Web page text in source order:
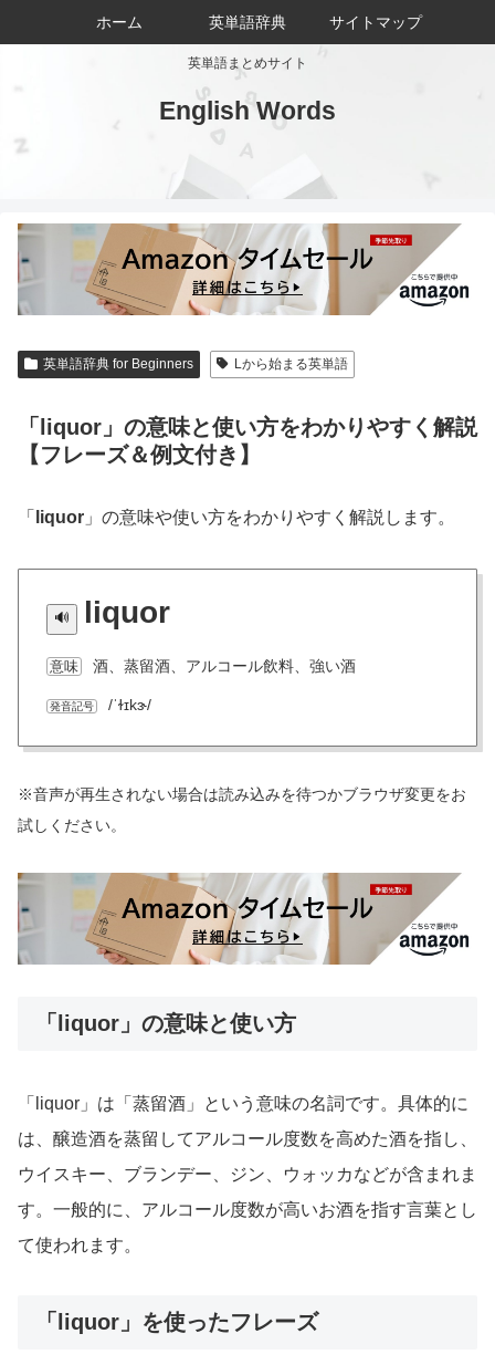
英単語まとめサイト
English Words
ホーム 英単語辞典 サイトマップ
英単語辞典 for Beginners Lから始まる英単語
「liquor」の意味と使い方をわかりやすく解説
【フレーズ＆例文付き】
「 liquor 」の意味や使い方をわかりやすく解説します。
liquor
意味 酒、蒸留酒、アルコール飲料、強い酒
発音記号 /ˈɫɪkɝ/
※音声が再生されない場合は読み込みを待つかブラウザ変更をお
試しください。
「liquor」の意味と使い方
「liquor」は「蒸留酒」という意味の名詞です。具体的に
は、醸造酒を蒸留してアルコール度数を高めた酒を指し、
ウイスキー、ブランデー、ジン、ウォッカなどが含まれま
す。一般的に、アルコール度数が高いお酒を指す言葉とし
て使われます。
「liquor」を使ったフレーズ